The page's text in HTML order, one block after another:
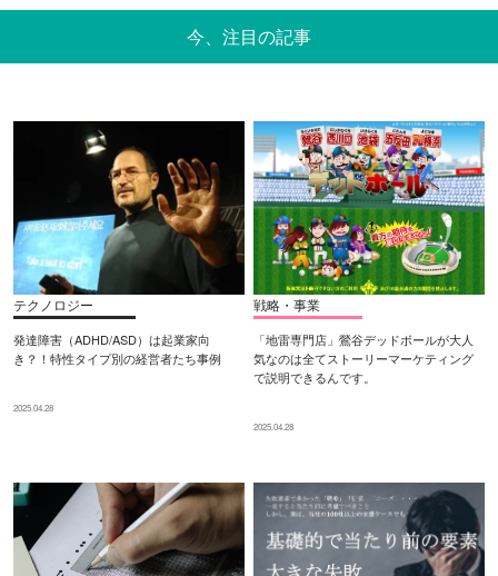
今、注目の記事
テクノロジー
発達障害（ADHD/ASD）は起業家向
き？！特性タイプ別の経営者たち事例
2025.04.28
戦略・事業
「地雷専門店」鶯谷デッドボールが大人
気なのは全てストーリーマーケティング
で説明できるんです。
2025.04.28